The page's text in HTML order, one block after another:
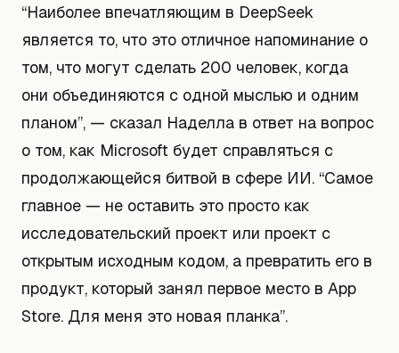
“Наиболее впечатляющим в DeepSeek
является то, что это отличное напоминание о
том, что могут сделать 200 человек, когда
они объединяются с одной мыслью и одним
планом”, — сказал Наделла в ответ на вопрос
о том, как Microsoft будет справляться с
продолжающейся битвой в сфере ИИ. “Самое
главное — не оставить это просто как
исследовательский проект или проект с
открытым исходным кодом, а превратить его в
продукт, который занял первое место в App
Store. Для меня это новая планка”.